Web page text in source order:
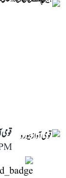
قومی